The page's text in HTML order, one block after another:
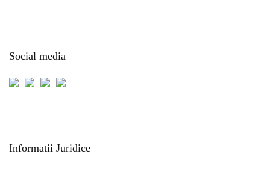
Social media
Informatii Juridice